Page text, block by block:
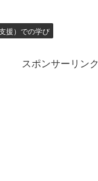
援）での学び
スポンサーリンク